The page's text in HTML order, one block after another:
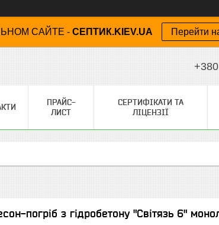
САЙТЕ - СЕПТИК.KIEV.UA Перейти
ПРАЙС-
ЛИСТ
СЕРТИФІКАТИ ТА
ЛІЦЕНЗІЇ
погріб з гідробетону "Світязь 6"